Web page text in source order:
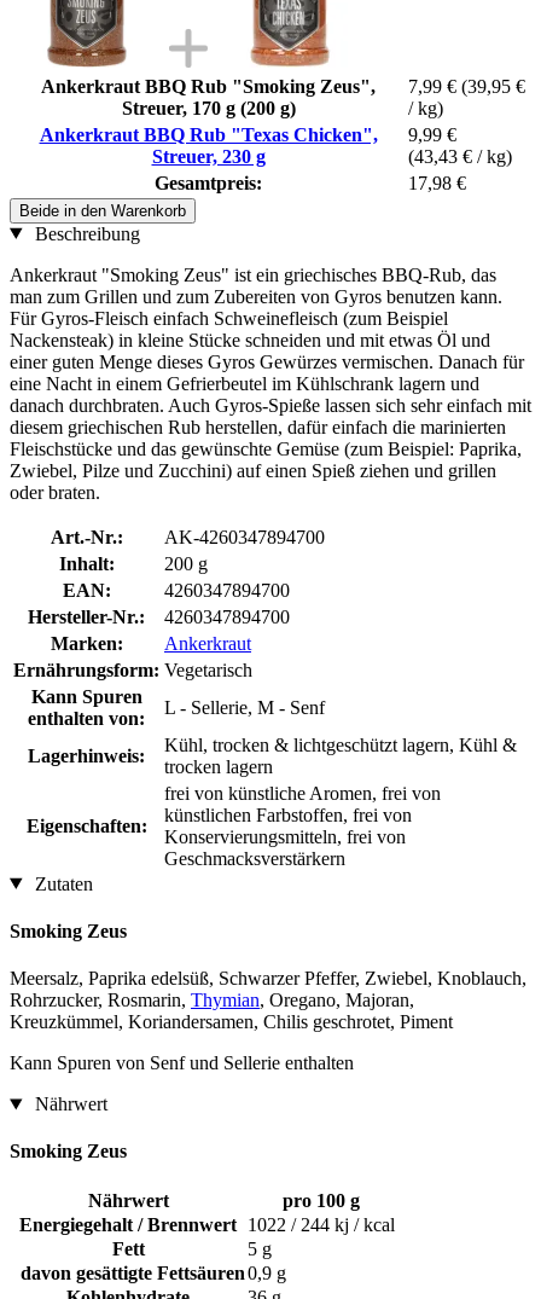
Ankerkraut BBQ Rub "Smoking Zeus",
Streuer, 170 g (200 g)
7,99 € (39,95 €
/ kg)
Ankerkraut BBQ Rub "Texas Chicken",
Streuer, 230 g
9,99 €
(43,43 € / kg)
Gesamtpreis:
17,98 €
Beide in den Warenkorb
Beschreibung
Ankerkraut "Smoking Zeus" ist ein griechisches BBQ-Rub, das
man zum Grillen und zum Zubereiten von Gyros benutzen kann.
Für Gyros-Fleisch einfach Schweinefleisch (zum Beispiel
Nackensteak) in kleine Stücke schneiden und mit etwas Öl und
einer guten Menge dieses Gyros Gewürzes vermischen. Danach für
eine Nacht in einem Gefrierbeutel im Kühlschrank lagern und
danach durchbraten. Auch Gyros-Spieße lassen sich sehr einfach mit
diesem griechischen Rub herstellen, dafür einfach die marinierten
Fleischstücke und das gewünschte Gemüse (zum Beispiel: Paprika,
Zwiebel, Pilze und Zucchini) auf einen Spieß ziehen und grillen
oder braten.
Art.-Nr.:
AK-4260347894700
Inhalt:
200 g
EAN:
4260347894700
Hersteller-Nr.:
4260347894700
Marken:
Ankerkraut
Ernährungsform: Vegetarisch
Kann Spuren
enthalten von:
L - Sellerie, M - Senf
Lagerhinweis:
Kühl, trocken & lichtgeschützt lagern, Kühl &
trocken lagern
Eigenschaften:
frei von künstliche Aromen, frei von
künstlichen Farbstoffen, frei von
Konservierungsmitteln, frei von
Geschmacksverstärkern
Zutaten
Smoking Zeus
Meersalz, Paprika edelsüß, Schwarzer Pfeffer, Zwiebel, Knoblauch,
Rohrzucker, Rosmarin, Thymian, Oregano, Majoran,
Kreuzkümmel, Koriandersamen, Chilis geschrotet, Piment
Kann Spuren von Senf und Sellerie enthalten
Nährwert
Smoking Zeus
Nährwert
pro 100 g
Energiegehalt / Brennwert 1022 / 244 kj / kcal
Fett
5 g
davon gesättigte Fettsäuren0,9 g